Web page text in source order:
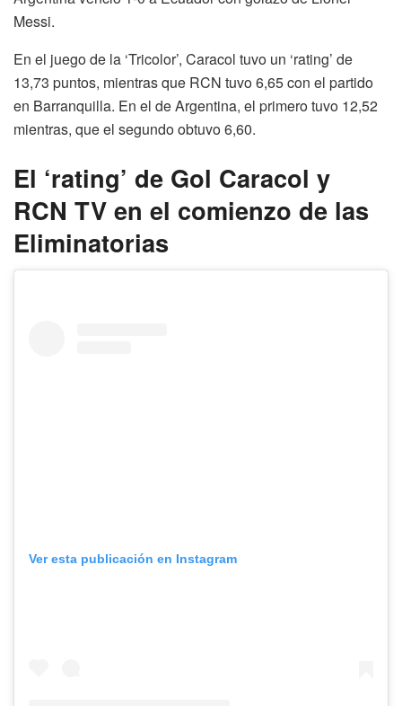
Messi.
En el juego de la ‘Tricolor’, Caracol tuvo un ‘rating’ de
13,73 puntos, mientras que RCN tuvo 6,65 con el partido
en Barranquilla. En el de Argentina, el primero tuvo 12,52
mientras, que el segundo obtuvo 6,60.
El ‘rating’ de Gol Caracol y
RCN TV en el comienzo de las
Eliminatorias
Ver esta publicación en Instagram